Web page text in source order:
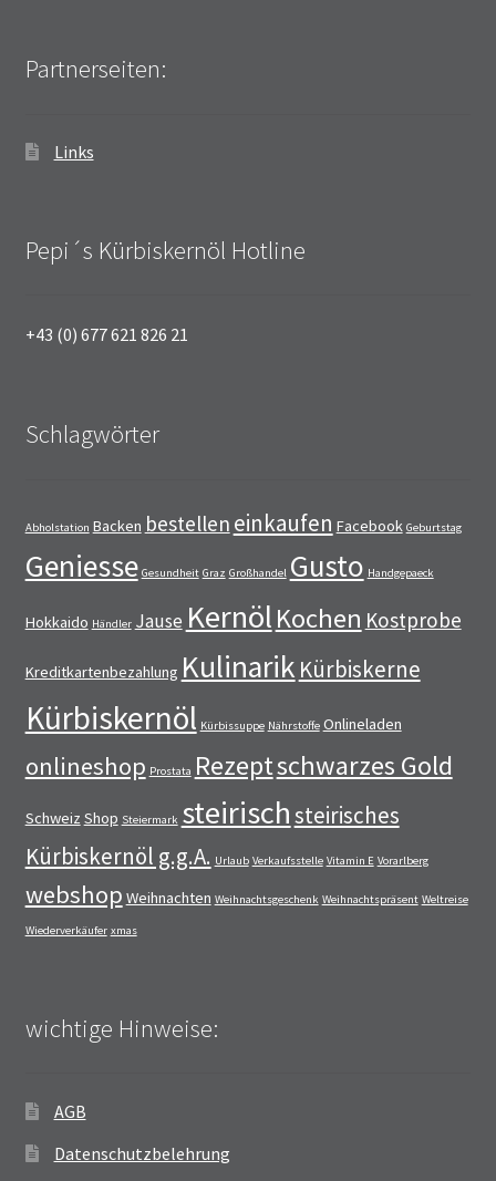
Partnerseiten:
Links
Pepi´s Kürbiskernöl Hotline
+43 (0) 677 621 826 21
Schlagwörter
Abholstation Backen bestellen einkaufen Facebook Geburtstag
Geniesse Gesundheit Graz Großhandel Gusto Handgepaeck
Hokkaido Händler Jause KernölKochen Kostprobe
Kreditkartenbezahlung Kulinarik Kürbiskerne
Kürbiskernöl Kürbissuppe Nährstoffe Onlineladen
onlineshop Prostata Rezeptschwarzes Gold
Schweiz Shop Steiermark steirischsteirisches
Kürbiskernöl g.g.A. Urlaub Verkaufsstelle Vitamin E Vorarlberg
webshop Weihnachten Weihnachtsgeschenk Weihnachtspräsent Weltreise
Wiederverkäufer xmas
wichtige Hinweise:
AGB
Datenschutzbelehrung